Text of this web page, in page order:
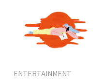
ENTERTAINMENT